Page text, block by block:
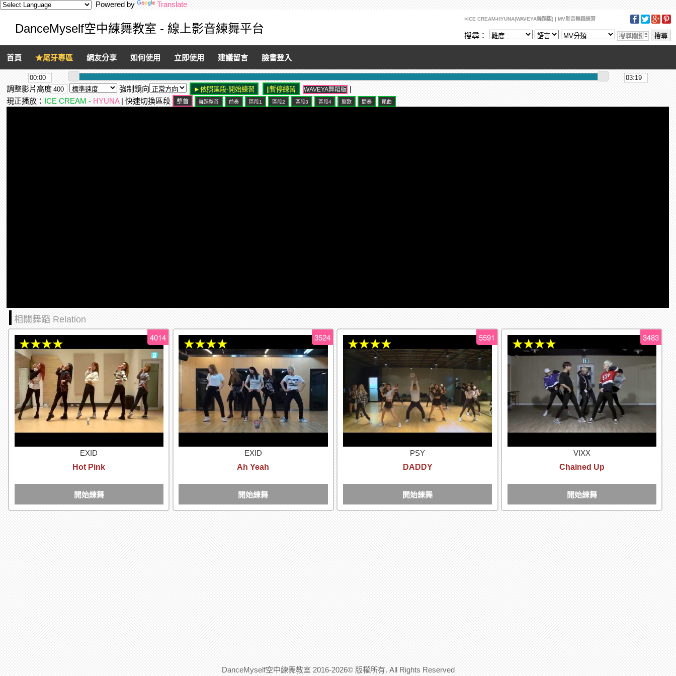
Powered by Translate
DanceMyself空中練舞教室 - 線上影音練舞平台
>ICE CREAM-HYUNA(WAVEYA舞蹈版) | MV影音舞蹈練習
搜尋：
首頁 ★尾牙專區 網友分享 如何使用 立即使用 建議留言 臉書登入
調整影片高度 強制鏡向 WAVEYA舞蹈版 |
現正播放： ICE CREAM - HYUNA| 快速切換區段
相關舞蹈 Relation
EXID
Hot Pink
開始練舞
4014
★★★★
EXID
Ah Yeah
開始練舞
3524
★★★★
PSY
DADDY
開始練舞
5591
★★★★
VIXX
Chained Up
開始練舞
3483
★★★★
DanceMyself空中練舞教室 2016-2026© 版權所有. All Rights Reserved